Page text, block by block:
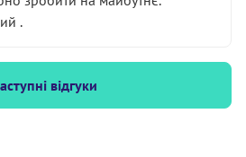
.
відгуки